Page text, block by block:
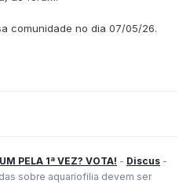
comunidade no dia 07/05/26.
PELA 1ª VEZ? VOTA! - Discus -
sobre aquariofilia devem ser